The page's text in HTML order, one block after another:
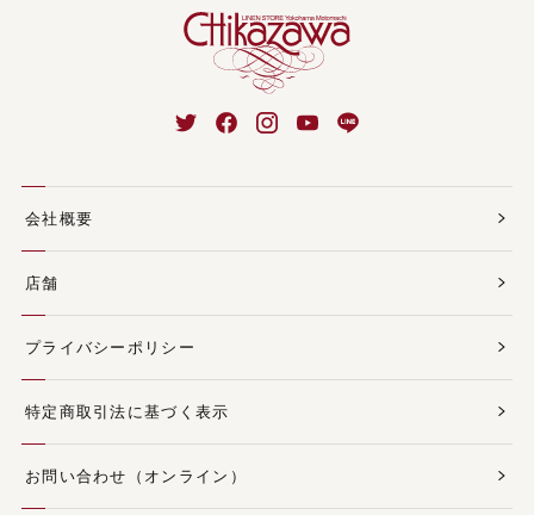
会社概要
店舗
プライバシーポリシー
特定商取引法に基づく表示
お問い合わせ（オンライン）